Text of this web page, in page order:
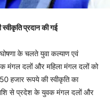
प्रदान की गई
के चलते युवा कल्याण एवं
मंगल दलों और महिला मंगल दलों को
हजार रूपये की स्वीकृति का
से प्रदेश के युवक मंगल दलों और